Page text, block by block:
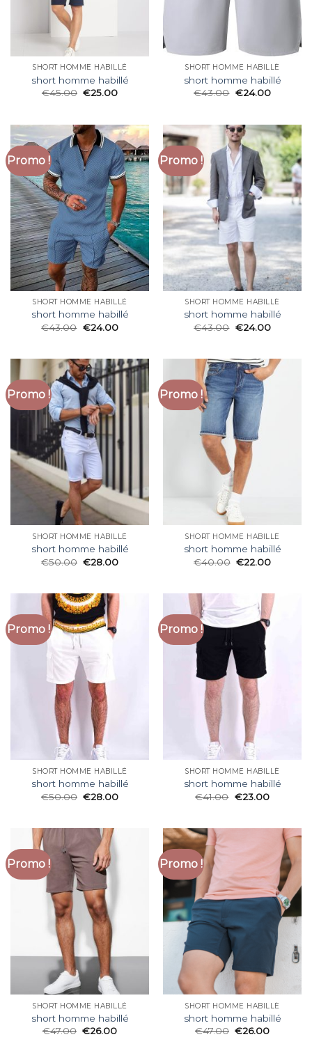
SHORT HOMME HABILLÉ
short homme habillé
€45.00 €25.00
SHORT HOMME HABILLÉ
short homme habillé
€43.00 €24.00
Promo !
SHORT HOMME HABILLÉ
short homme habillé
€43.00 €24.00
Promo !
SHORT HOMME HABILLÉ
short homme habillé
€43.00 €24.00
Promo !
SHORT HOMME HABILLÉ
short homme habillé
€50.00 €28.00
Promo !
SHORT HOMME HABILLÉ
short homme habillé
€40.00 €22.00
Promo !
SHORT HOMME HABILLÉ
short homme habillé
€50.00 €28.00
Promo !
SHORT HOMME HABILLÉ
short homme habillé
€41.00 €23.00
Promo !
SHORT HOMME HABILLÉ
short homme habillé
€47.00 €26.00
Promo !
SHORT HOMME HABILLÉ
short homme habillé
€47.00 €26.00